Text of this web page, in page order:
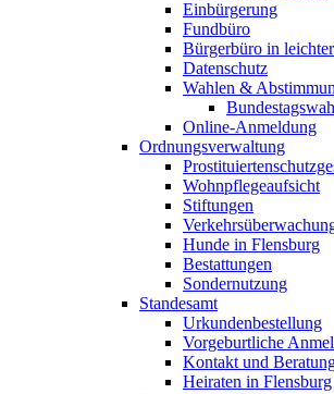
Einbürgerung
Fundbüro
Bürgerbüro in
Datenschutz
Wahlen &
Online-Anmeldung
Ordnungsverwaltung
Wohnpflegeaufsicht
Stiftungen
Hunde in Flensburg
Bestattungen
Sondernutzung
Standesamt
Urkundenbestellung
Vorgeburtliche
Kontakt und
Heiraten in Flensburg